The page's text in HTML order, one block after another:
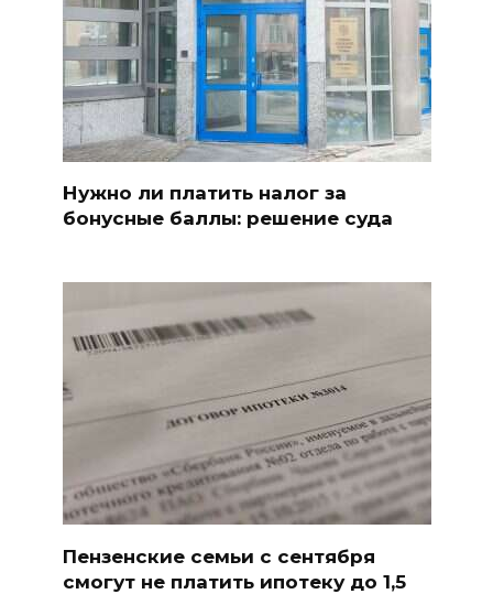
Нужно ли платить налог за
бонусные баллы: решение суда
Пензенские семьи с сентября
смогут не платить ипотеку до 1,5